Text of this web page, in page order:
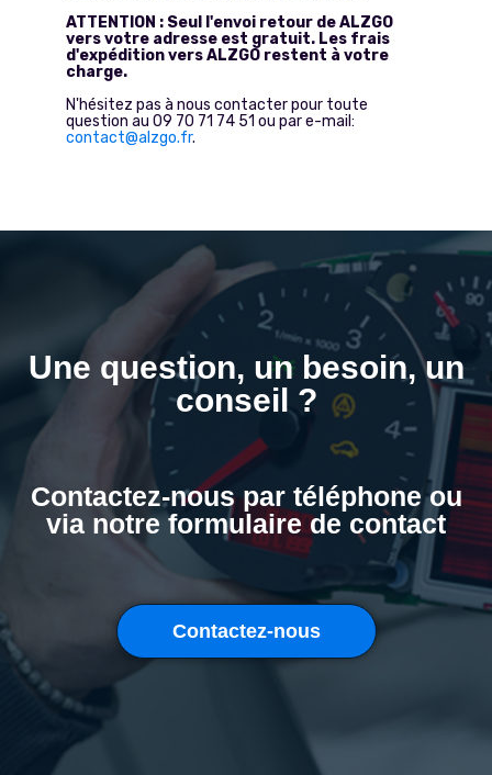
ATTENTION : Seul l'envoi retour de ALZGO
vers votre adresse est gratuit. Les frais
d'expédition vers ALZGO restent à votre
charge.
N'hésitez pas à nous contacter pour toute
question au 09 70 71 74 51 ou par e-mail:
contact@alzgo.fr.
Une question, un besoin, un
conseil ?
Contactez-nous par téléphone ou
via notre formulaire de contact
Contactez-nous